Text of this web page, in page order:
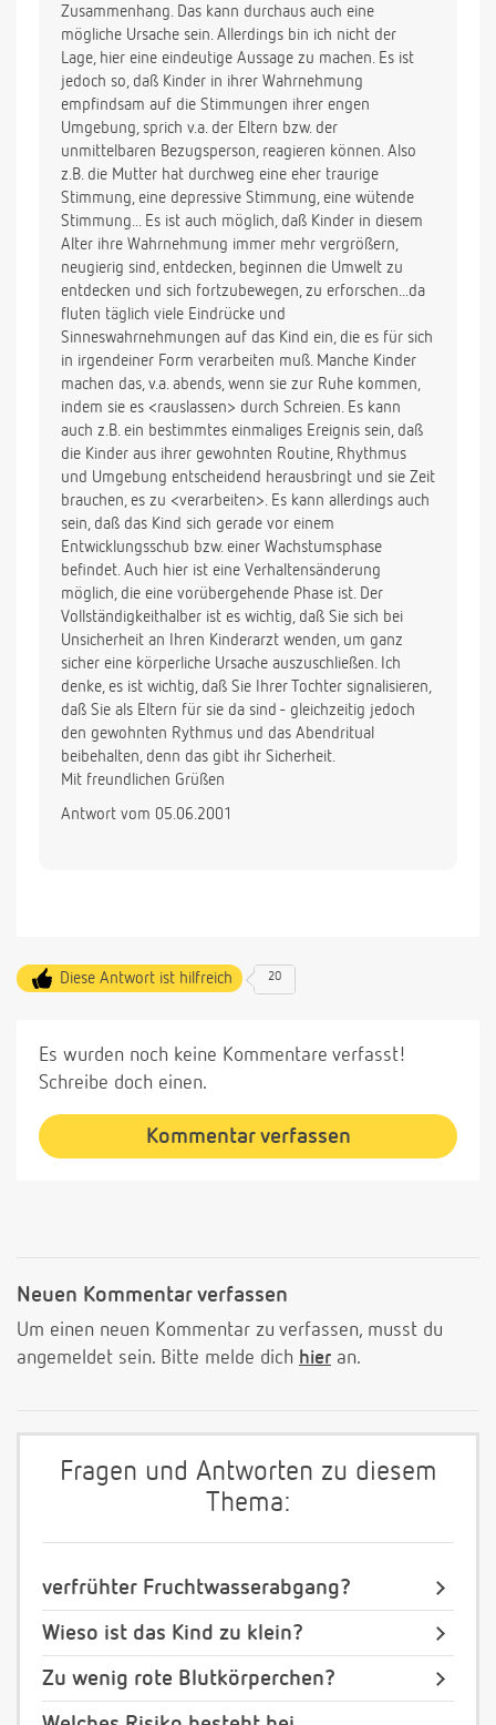
lesen.Vielen lieben Dank,daß Sie sich all unsere
Fragen ansehen und beantworten .
Zusammenhang. Das kann durchaus auch eine
mögliche Ursache sein. Allerdings bin ich nicht der
Lage, hier eine eindeutige Aussage zu machen. Es ist
jedoch so, daß Kinder in ihrer Wahrnehmung
empfindsam auf die Stimmungen ihrer engen
Umgebung, sprich v.a. der Eltern bzw. der
unmittelbaren Bezugsperson, reagieren können. Also
z.B. die Mutter hat durchweg eine eher traurige
Stimmung, eine depressive Stimmung, eine wütende
Stimmung... Es ist auch möglich, daß Kinder in diesem
Alter ihre Wahrnehmung immer mehr vergrößern,
neugierig sind, entdecken, beginnen die Umwelt zu
entdecken und sich fortzubewegen, zu erforschen...da
fluten täglich viele Eindrücke und
Sinneswahrnehmungen auf das Kind ein, die es für sich
in irgendeiner Form verarbeiten muß. Manche Kinder
machen das, v.a. abends, wenn sie zur Ruhe kommen,
indem sie es <rauslassen> durch Schreien. Es kann
auch z.B. ein bestimmtes einmaliges Ereignis sein, daß
die Kinder aus ihrer gewohnten Routine, Rhythmus
und Umgebung entscheidend herausbringt und sie Zeit
brauchen, es zu <verarbeiten>. Es kann allerdings auch
sein, daß das Kind sich gerade vor einem
Entwicklungsschub bzw. einer Wachstumsphase
befindet. Auch hier ist eine Verhaltensänderung
möglich, die eine vorübergehende Phase ist. Der
Vollständigkeithalber ist es wichtig, daß Sie sich bei
Unsicherheit an Ihren Kinderarzt wenden, um ganz
sicher eine körperliche Ursache auszuschließen. Ich
denke, es ist wichtig, daß Sie Ihrer Tochter signalisieren,
daß Sie als Eltern für sie da sind - gleichzeitig jedoch
den gewohnten Rythmus und das Abendritual
beibehalten, denn das gibt ihr Sicherheit.
Mit freundlichen Grüßen
Antwort vom 05.06.2001
Diese Antwort ist hilfreich 20
Es wurden noch keine Kommentare verfasst!
Schreibe doch einen.
Kommentar verfassen
Neuen Kommentar verfassen
Um einen neuen Kommentar zu verfassen, musst du
angemeldet sein. Bitte melde dich hier an.
Fragen und Antworten zu diesem
Thema:
verfrühter Fruchtwasserabgang?
Wieso ist das Kind zu klein?
Zu wenig rote Blutkörperchen?